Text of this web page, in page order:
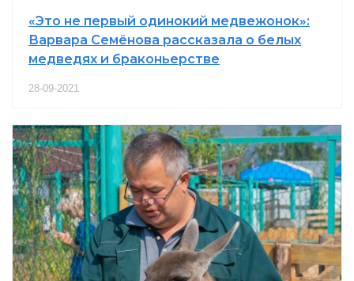
«Это не первый одинокий медвежонок»:
Варвара Семёнова рассказала о белых
медведях и браконьерстве
28-09-2021